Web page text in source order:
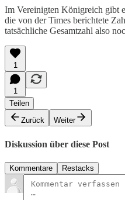
Im Vereinigten Königreich gibt
die von der Times berichtete
tatsächliche Gesamtzahl also
1
1
Teilen
Zurück
Weiter
Diskussion über diese Post
Kommentare Restacks